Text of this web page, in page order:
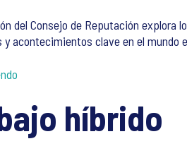
del Consejo de Reputación
y acontecimientos clave en el mundo
híbrido